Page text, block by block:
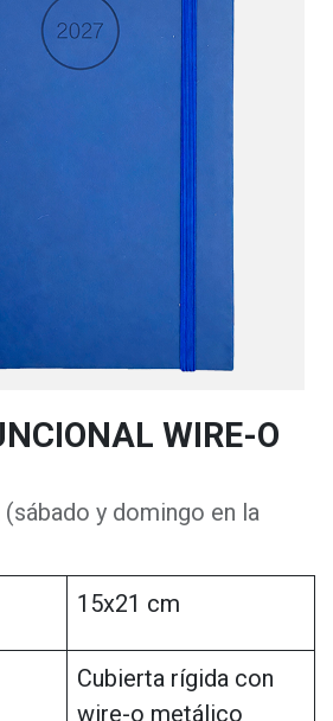
WIRE-O
(sábado y domingo en la
15x21 cm
Cubierta rígida con
wire-o metálico